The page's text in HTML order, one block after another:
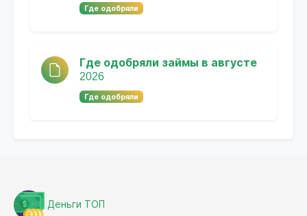
Где одобряли
Где одобряли займы в августе
2026
Где одобряли
Деньги ТОП